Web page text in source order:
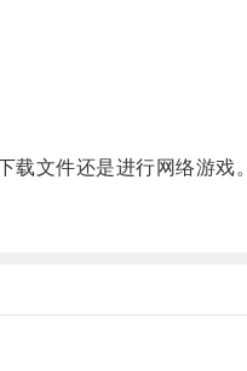
文件还是进行网络游戏。